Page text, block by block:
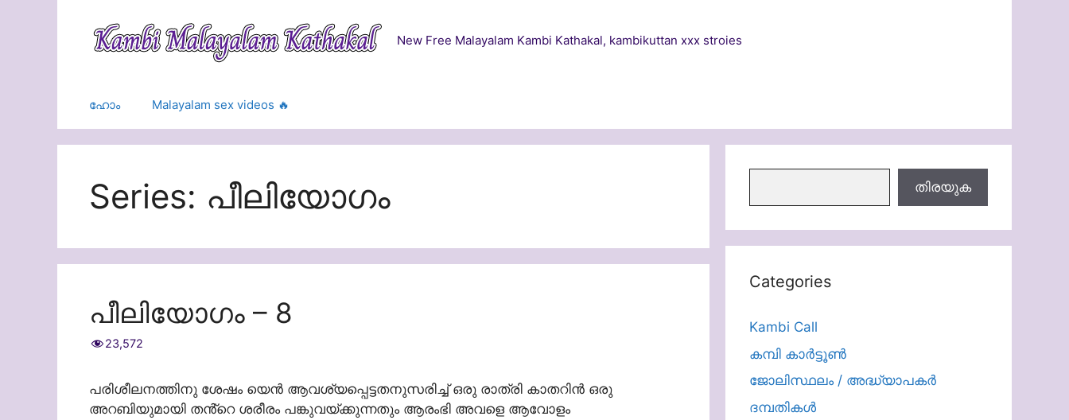
New Free Malayalam Kambi Kathakal, kambikuttan xxx stroies
ഹോം Malayalam sex videos 🔥
Series: പീലിയോഗം
പീലിയോഗം – 8
23,572
പരിശീലനത്തിനു ശേഷം യെൻ ആവശ്യപ്പെട്ടതനുസരിച്ച് ഒരു രാത്രി കാതറിൻ ഒരു
അറബിയുമായി തൻ്റെ ശരീരം പങ്കുവയ്ക്കുന്നതും ആരംഭി അവളെ ആവോളം
തിരയുക
Categories
Kambi Call
കമ്പി കാർട്ടൂൺ
ജോലിസ്ഥലം / അദ്ധ്യാപകർ
ദമ്പതികള്‍